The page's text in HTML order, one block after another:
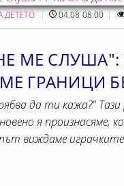
ДЕТЕТО 04.08 08:00
МЕ
ГРАНИЦИ
да ти кажа?"
я произнасяме,
виждаме